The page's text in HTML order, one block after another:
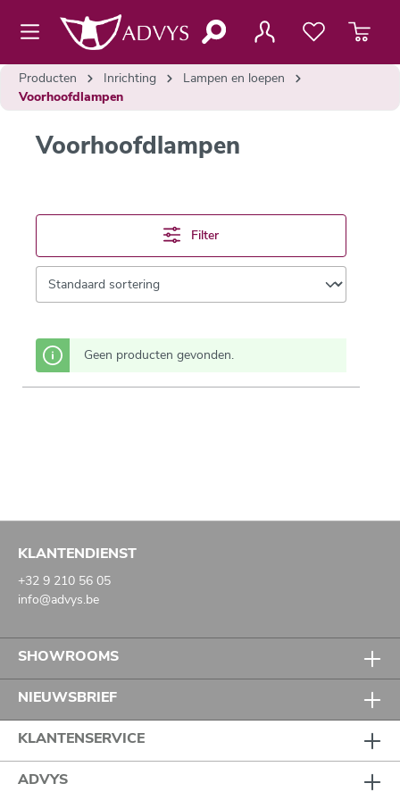
hoofdinhoud
Producten Inrichting
Lampen en loepen
Voorhoofdlampen
Voorhoofdlampen
Filter
Geen producten gevonden.
KLANTENDIENST
+32 9 210 56 05
info@advys.be
SHOWROOMS
NIEUWSBRIEF
KLANTENSERVICE
ADVYS